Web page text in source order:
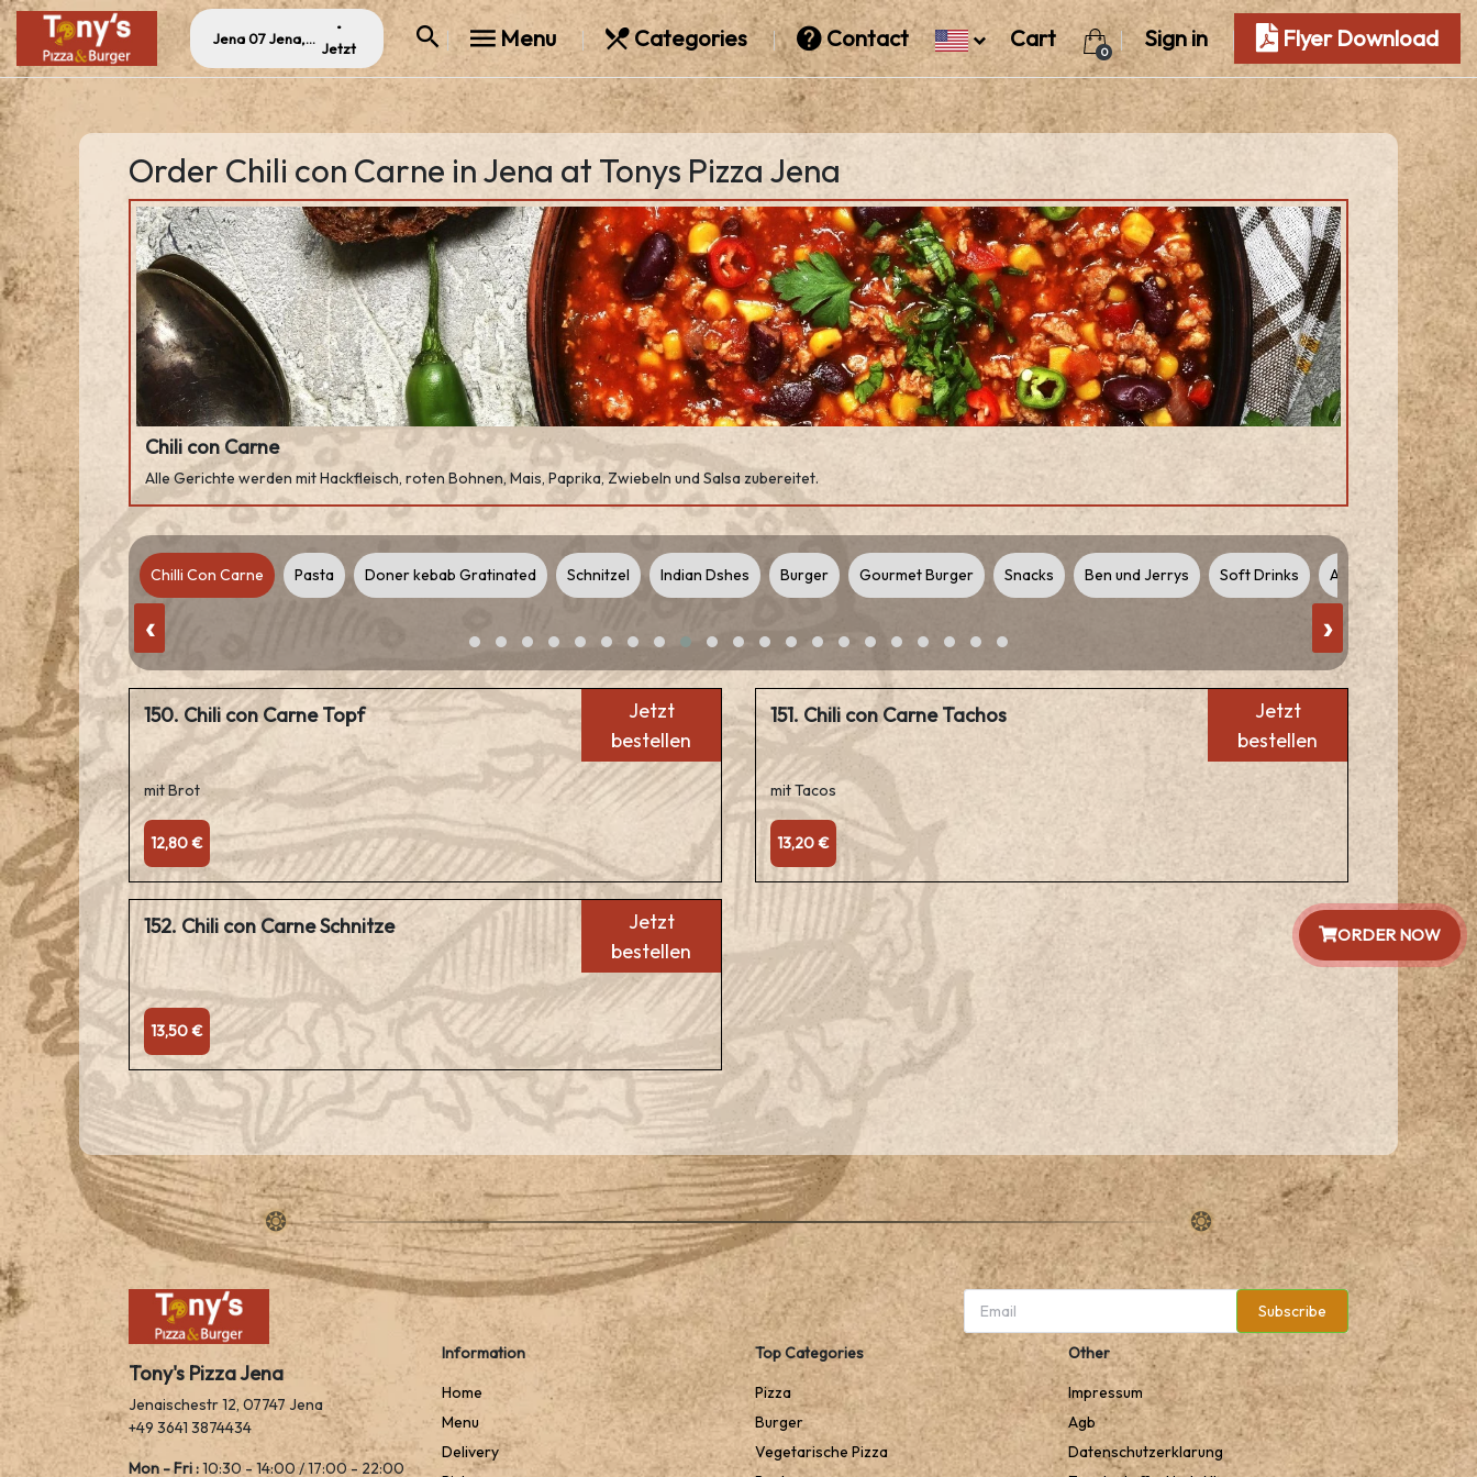
Jena 07 Jena, Germany
•
Jetzt
Menu Categories Contact Cart
0
Sign in Flyer Download
Order Chili con Carne in Jena at Tonys Pizza Jena
Chili con Carne
Alle Gerichte werden mit Hackfleisch, roten Bohnen, Mais, Paprika, Zwiebeln und Salsa zubereitet.
Casserole Chilli Con Carne Pasta Doner kebab Gratinated Schnitzel Indian Dshes Burger Gourmet Burger Snacks Ben und Jerrys Soft Drinks Alcoholic Drinks
‹ ›
150. Chili con Carne Topf
Jetzt
bestellen
mit Brot
12,80 €
151. Chili con Carne Tachos
Jetzt
bestellen
mit Tacos
13,20 €
152. Chili con Carne Schnitze
Jetzt
bestellen
13,50 €
Subscribe
Tony's Pizza Jena
Jenaischestr 12, 07747 Jena
+49 3641 3874434
Mon - Fri :10:30 - 14:00 / 17:00 - 22:00
Information
Home
Menu
Delivery
Top Categories
Pizza
Burger
Vegetarische Pizza
Other
Impressum
Agb
Datenschutzerklarung
ORDER NOW